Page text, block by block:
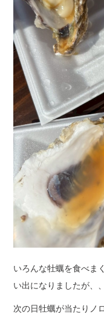
いろんな牡蠣を食べま
い出になりましたが、、
次の日牡蠣が当たりノ